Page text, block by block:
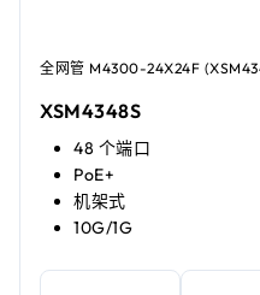
全网管 M4300-24X24F
XSM4348S
48 个端口
PoE+
机架式
10G/1G